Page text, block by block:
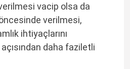
vacip olsa da
verilmesi,
ihtiyaçlarını
daha faziletli